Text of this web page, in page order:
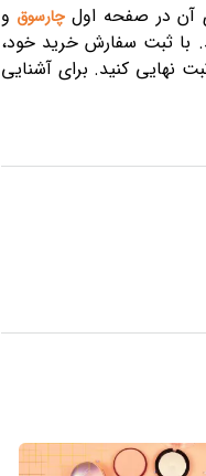
آن در صفحه اولچارسوق و
با ثبت سفارش خرید خود،
را ثبت نهایی کنید. برای آشنایی